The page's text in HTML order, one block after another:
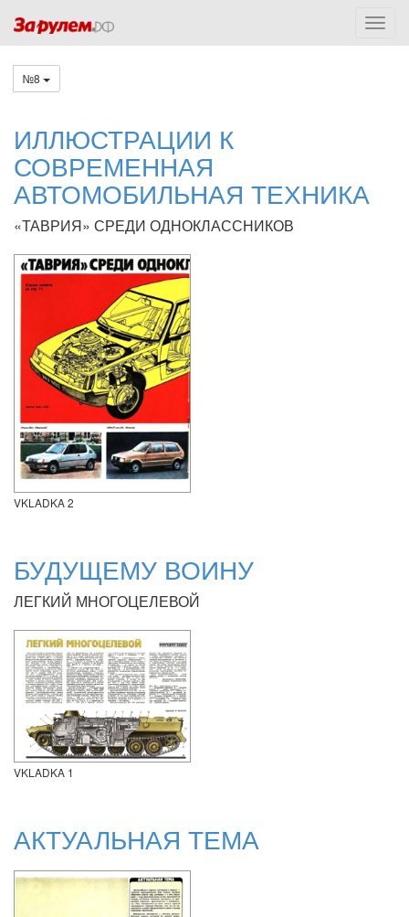
№8
ИЛЛЮСТРАЦИИ К
СОВРЕМЕННАЯ
АВТОМОБИЛЬНАЯ ТЕХНИКА
«ТАВРИЯ» СРЕДИ ОДНОКЛАССНИКОВ
VKLADKA 2
БУДУЩЕМУ ВОИНУ
ЛЕГКИЙ МНОГОЦЕЛЕВОЙ
VKLADKA 1
АКТУАЛЬНАЯ ТЕМА